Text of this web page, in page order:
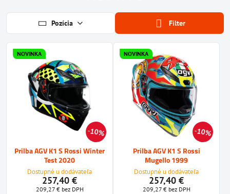
Pozícia Filter
10%
NOVINKA
Prilba AGV K1 S Rossi Winter
Test 2020
Dostupné u dodávateľa
257,40 €
209,27 € bez DPH
10%
NOVINKA
Prilba AGV K1 S Rossi
Mugello 1999
Dostupné u dodávateľa
257,40 €
209,27 € bez DPH